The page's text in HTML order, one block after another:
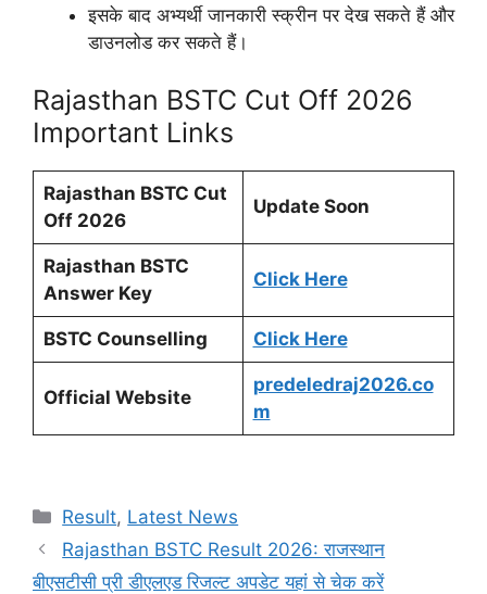
इसके बाद अभ्यर्थी जानकारी स्क्रीन पर देख सकते हैं और
डाउनलोड कर सकते हैं।
Rajasthan BSTC Cut Off 2026
Important Links
Rajasthan BSTC Cut
Off 2026
Update Soon
Rajasthan BSTC
Answer Key
Click Here
BSTC Counselling Click Here
Official Website
predeledraj2026.co
m
Categories
Result, Latest News
Rajasthan BSTC Result 2026: राजस्थान
बीएसटीसी प्री डीएलएड रिजल्ट अपडेट यहां से चेक करें